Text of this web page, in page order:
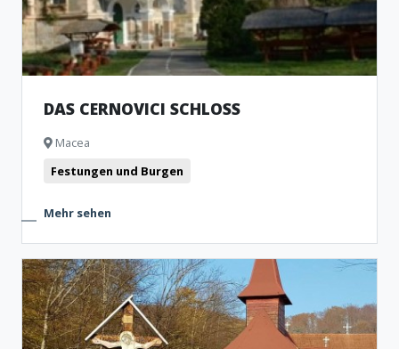
DAS CERNOVICI SCHLOSS
Macea
Festungen und Burgen
Mehr sehen